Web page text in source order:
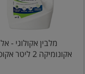
מלבין אקולוגי - אל
אקונומיקה 2 ליטר אקופרנד